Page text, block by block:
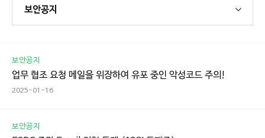
보안공지
보안공지
업무 협조 요청 메일을 위장하여 유포 중인 악성코드 주의!
2025-01-16
보안공지